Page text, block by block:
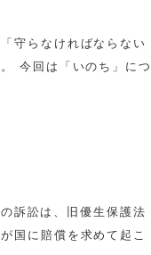
守らなければならない
今回は「いのち」につ
訴訟は、旧優生保護法
国に賠償を求めて起こ